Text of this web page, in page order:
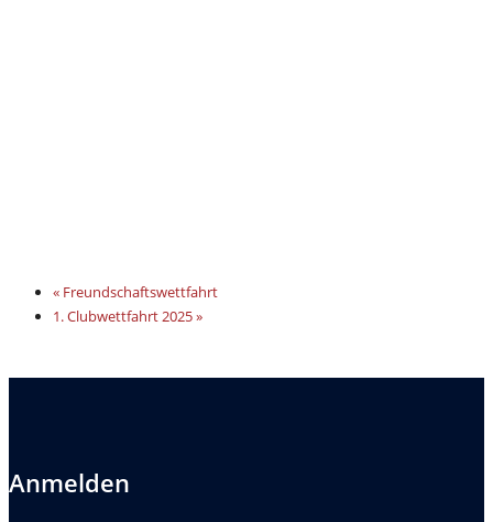
« Freundschaftswettfahrt
1. Clubwettfahrt 2025»
Anmelden